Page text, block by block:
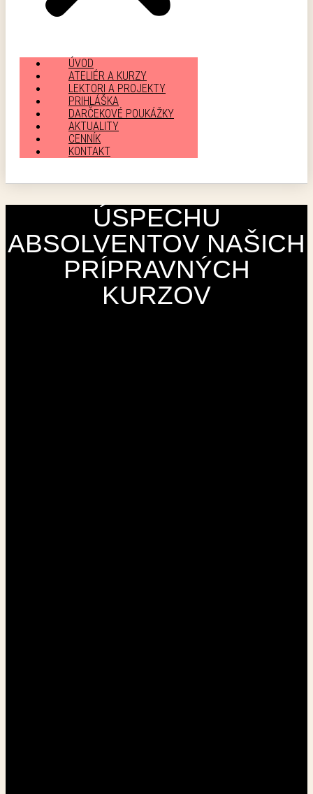
ÚVOD
ATELIÉR A KURZY
LEKTORI A PROJEKTY
PRIHLÁŠKA
DARČEKOVÉ POUKÁŽKY
AKTUALITY
CENNÍK
KONTAKT
ÚSPECHU
ABSOLVENTOV NAŠICH
PRÍPRAVNÝCH
KURZOV